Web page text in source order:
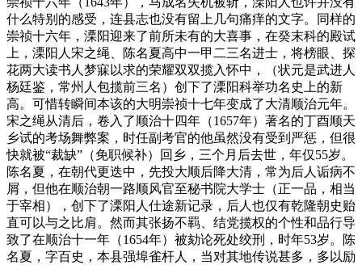
什么特别的感受，连县志也没有留上几句痛痒的文字。同样的
崇祯十六年，溧阳迎来了前所未有的大喜事，在癸末科的殿试
上，溧阳人宋之绳、陈名夏高中一甲二三名进士，将榜眼、探
花两大读书人梦寐以求的荣耀双双揽入怀中，（状元是武进人
杨廷鉴，常州人包揽前三名）创下了溧阳科举功名史上的新
高。可惜转瞬间本该的大明崇祯十七年变成了大清顺治元年。
宋之绳从清后，卷入了顺治十四年（1657年）著名的丁酉顺天
乡试的考场舞弊案，时任副考官的他虽然没有受到严惩，但很
快就被“裁缺”（免职候补）回乡，三个月后去世，年仅55岁。
陈名夏，在朝代更迭中，先投大顺后降大清，常为后人诟病不
屑，但他在顺治朝一路顺风官至秘书院大学士（正一品，相当
于宰相），创下了溧阳人仕途新记录，后人也仅有乾隆朝史贻
直可以与之比肩。然而其张扬不羁、结党揽权的个性和品行导
致了在顺治十一年（1654年）被劾论死处绞刑，时年53岁。陈
名夏，字百史，本县强埠雀杆人，当对其地传说甚多，多以励